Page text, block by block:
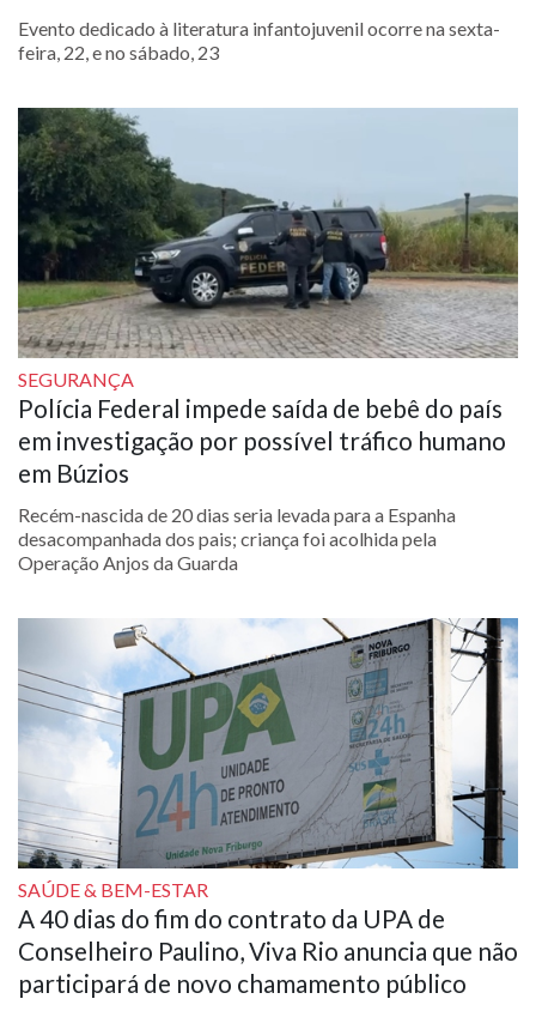
Evento dedicado à literatura infantojuvenil ocorre na sexta-
feira, 22, e no sábado, 23
SEGURANÇA
Polícia Federal impede saída de bebê do país
em investigação por possível tráfico humano
em Búzios
Recém-nascida de 20 dias seria levada para a Espanha
desacompanhada dos pais; criança foi acolhida pela
Operação Anjos da Guarda
SAÚDE & BEM-ESTAR
A 40 dias do fim do contrato da UPA de
Conselheiro Paulino, Viva Rio anuncia que não
participará de novo chamamento público